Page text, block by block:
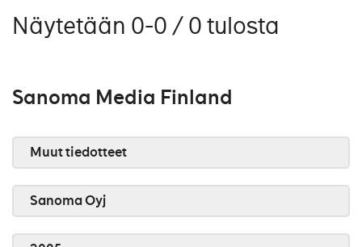
Näytetään 0-0 / 0 tulosta
Sanoma Media Finland
Muut tiedotteet
Sanoma Oyj